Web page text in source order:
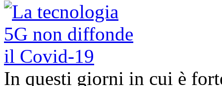
In questi giorni in cui è